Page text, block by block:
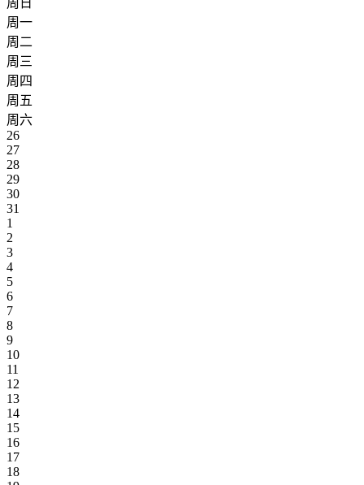
周日
周一
周二
周三
周四
周五
周六
26
27
28
29
30
31
1
2
3
4
5
6
7
8
9
10
11
12
13
14
15
16
17
18